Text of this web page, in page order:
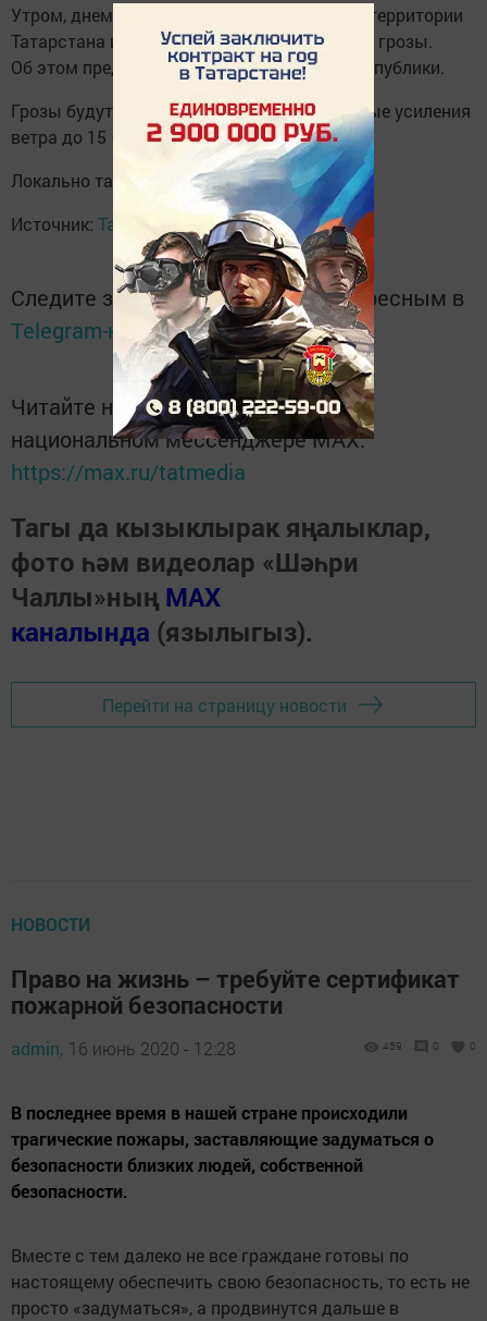
Утром, днем и вечером завтра, 17 июня, на территории
Татарстана и в Казани местами ожидаются грозы.
Об этом предупреждает Гидрометцентр республики.
Грозы будут сопровождать кратковременные усиления
ветра до 15 — 20 м/с.
Локально также ожидается град.
Источник: Татар информ
Следите за самым важным и интересным в
Telegram-каналеТатмедиа
Читайте новости Татарстана в
национальном мессенджере MАХ:
https://max.ru/tatmedia
Тагы да кызыклырак яңалыклар,
фото һәм видеолар «Шәһри
Чаллы»ның MAX
каналында (язылыгыз).
Перейти на страницу новости
НОВОСТИ
Право на жизнь – требуйте сертификат
пожарной безопасности
admin, 16 июнь 2020 - 12:28 459 0 0
В последнее время в нашей стране происходили
трагические пожары, заставляющие задуматься о
безопасности близких людей, собственной
безопасности.
Вместе с тем далеко не все граждане готовы по
настоящему обеспечить свою безопасность, то есть не
просто «задуматься», а продвинутся дальше в